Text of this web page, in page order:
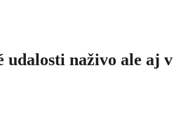
udalosti naživo ale aj v